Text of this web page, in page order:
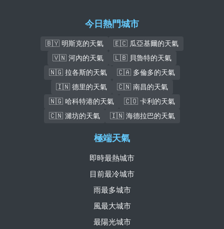
今日熱門城市
🇧🇾 明斯克的天氣
🇪🇨 瓜亞基爾的天氣
🇻🇳 河內的天氣
🇱🇧 貝魯特的天氣
🇳🇬 拉各斯的天氣
🇨🇦 多倫多的天氣
🇮🇳 德里的天氣
🇨🇳 南昌的天氣
🇳🇬 哈科特港的天氣
🇨🇴 卡利的天氣
🇨🇳 濰坊的天氣
🇮🇳 海德拉巴的天氣
極端天氣
即時最熱城市
目前最冷城市
雨最多城市
風最大城市
最陽光城市